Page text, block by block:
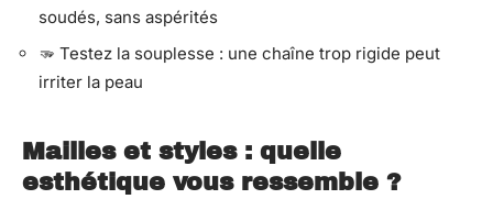
soudés, sans aspérités
🫳 Testez la souplesse : une chaîne trop rigide peut
irriter la peau
Mailles et styles : quelle
esthétique vous ressemble ?